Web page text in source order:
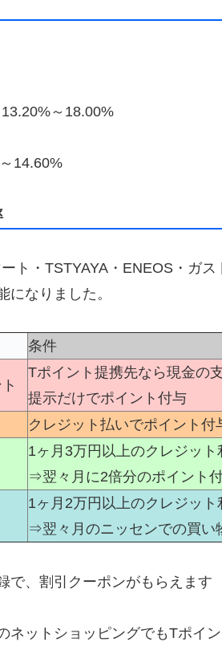
～18.00%
14.60%
ト・TSTYAYA・ENEOS・ガ
になりました。
条件
Tポイント提携先なら現金の
提示だけでポイント付与
クレジット払いでポイント付
1ヶ月3万円以上のクレジット
⇒翌々月に2倍分のポイント
1ヶ月2万円以上のクレジット
⇒翌々月のニッセンでの買い
で、割引クーポンがもらえます
ネットショッピングでもTポイ